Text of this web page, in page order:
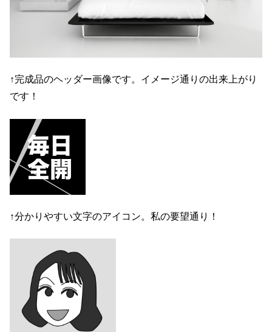
↑完成品のヘッダー画像です。イメージ通りの出来上がり
です！
↑分かりやすい文字のアイコン。私の要望通り！